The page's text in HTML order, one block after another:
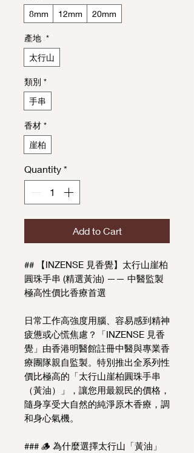
8mm
12mm 20mm
產地 *
太行山
類別 *
手串
香材 *
崖柏
Quantity *
Add to Cart
## 【INZENSE 見香覺】太行山崖柏
圓珠手串 (精選黃油) —— 中醫監製
極高性價比香療首選
日常工作高強度用腦、容易感到精神
疲憊或心慌焦慮？「INZENSE 見香
覺」由香港明醫館註冊中醫與專業香
療團隊親自監製。特別推出全系列性
價比極高的「太行山崖柏圓珠手串
（黃油）」，讓您用最親民的價格，
隨身享受大自然的純淨原木香療，調
和身心氣機。
### 🪵 為什麼選擇太行山「黃油」